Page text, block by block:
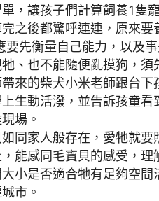
，讓孩子們計算飼養1隻
之後都驚呼連連，原來
要先衡量自己能力，以及
、也不能隨便亂摸狗，
來的柴犬小米老師跟台
生動活潑，並告訴孩童
場。
同家人般存在，愛牠就要
能感同毛寶貝的感受，
小是否適合牠有足夠空
市。